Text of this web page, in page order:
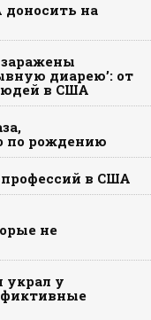
на
диарею’: от
в США
по рождению
в США
не
украл у